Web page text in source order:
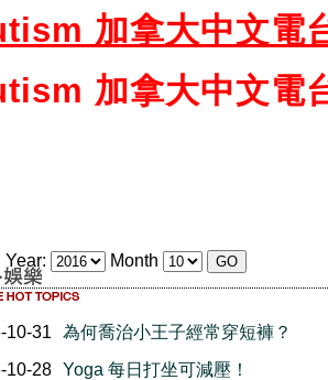
加拿大中文電
加拿大中文電
Year: Month
10-31
為何喬治小王子經常穿短褲？
10-28 Yoga 每日打坐可減壓！